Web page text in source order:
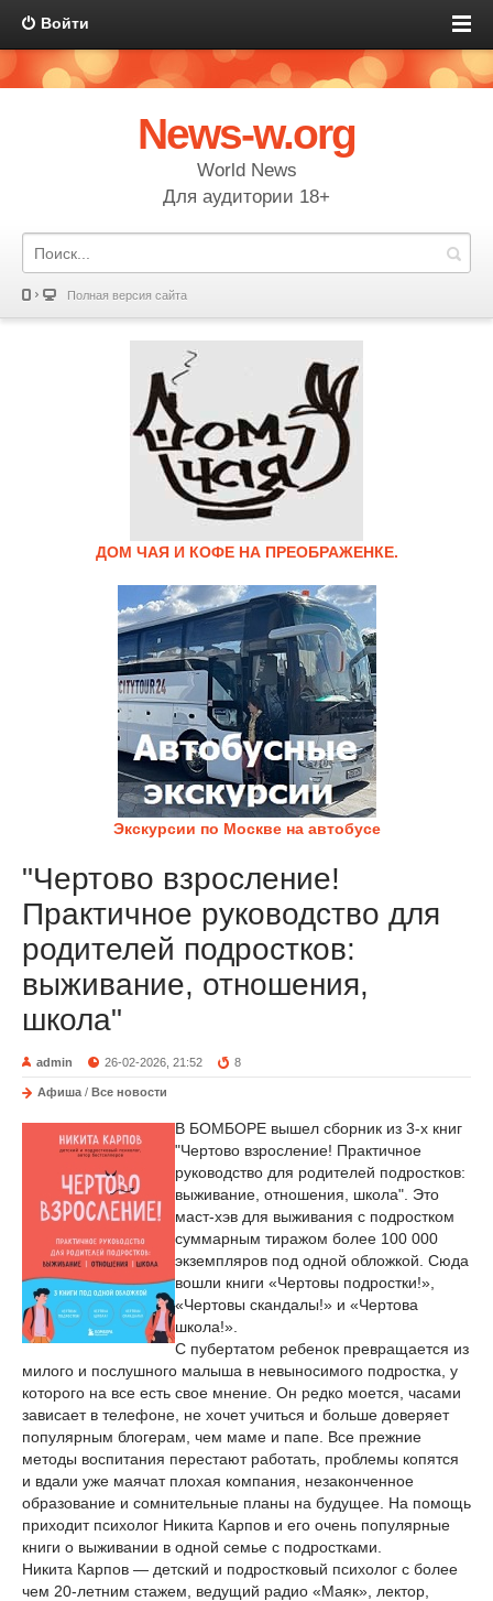
Войти
News-w.org
World News
Для аудитории 18+
Полная версия сайта
ДОМ ЧАЯ И КОФЕ НА ПРЕОБРАЖЕНКЕ.
Экскурсии по Москве на автобусе
"Чертово взросление!
Практичное руководство для
родителей подростков:
выживание, отношения,
школа"
admin 26-02-2026, 21:52 8
Афиша / Все новости
В БОМБОРЕ вышел сборник из 3-х книг
"Чертово взросление! Практичное
руководство для родителей подростков:
выживание, отношения, школа". Это
маст-хэв для выживания с подростком
суммарным тиражом более 100 000
экземпляров под одной обложкой. Сюда
вошли книги «Чертовы подростки!»,
«Чертовы скандалы!» и «Чертова
школа!».
С пубертатом ребенок превращается из
милого и послушного малыша в невыносимого подростка, у
которого на все есть свое мнение. Он редко моется, часами
зависает в телефоне, не хочет учиться и больше доверяет
популярным блогерам, чем маме и папе. Все прежние
методы воспитания перестают работать, проблемы копятся
и вдали уже маячат плохая компания, незаконченное
образование и сомнительные планы на будущее. На помощь
приходит психолог Никита Карпов и его очень популярные
книги о выживании в одной семье с подростками.
Никита Карпов — детский и подростковый психолог с более
чем 20-летним стажем, ведущий радио «Маяк», лектор,